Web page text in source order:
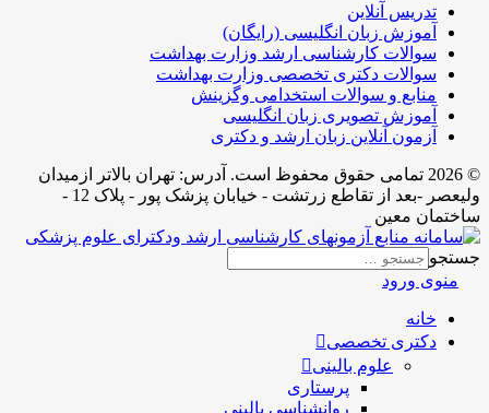
تدریس آنلاین
آموزش زبان انگلیسی (رایگان)
سوالات کارشناسی ارشد وزارت بهداشت
سوالات دکتری تخصصی وزارت بهداشت
منابع و سوالات استخدامی وگزینش
آموزش تصویری زبان انگلیسی
آزمون آنلاین زبان ارشد و دکتری
© 2026 تمامی حقوق محفوظ است. آدرس:‌ تهران بالاتر ازمیدان
ولیعصر -بعد از تقاطع زرتشت - خیابان پزشک پور - پلاک 12 -
ساختمان معین
جستجو
منوی ورود
خانه
دکتری تخصصی
علوم بالینی
پرستاری
روانشناسی بالینی